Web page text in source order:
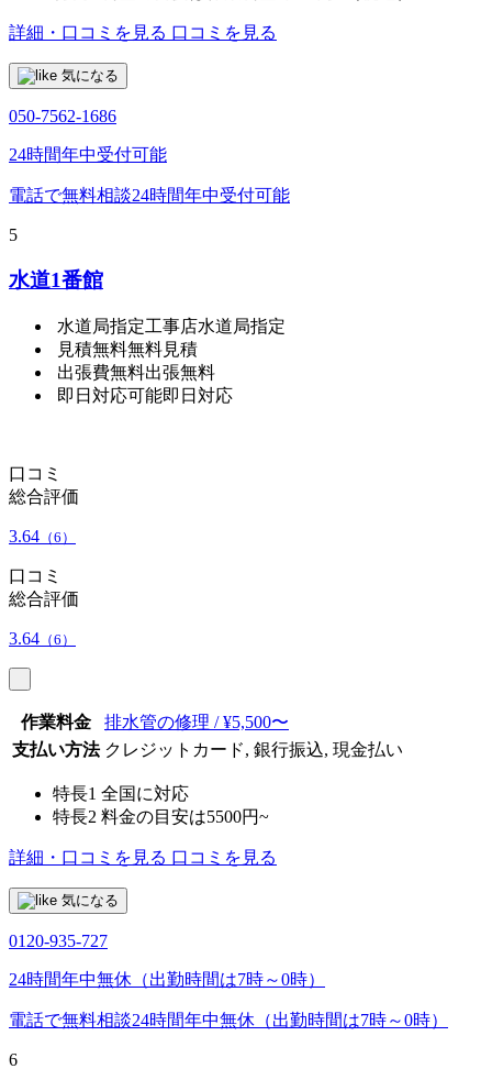
詳細・口コミを見る 口コミを見る
気になる
050-7562-1686
24時間年中受付可能
電話で無料相談24時間年中受付可能
5
水道1番館
水道局指定工事店水道局指定
見積無料無料見積
出張費無料出張無料
即日対応可能即日対応
口コミ
総合評価
3.64 （6）
口コミ
総合評価
3.64 （6）
作業料金
排水管の修理 / ¥5,500〜
支払い方法 クレジットカード, 銀行振込, 現金払い
特長1 全国に対応
特長2 料金の目安は5500円~
詳細・口コミを見る 口コミを見る
気になる
0120-935-727
24時間年中無休（出勤時間は7時～0時）
電話で無料相談24時間年中無休（出勤時間は7時～0時）
6